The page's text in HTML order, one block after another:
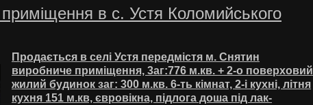
в с. Устя Коломийського
Продається в селі Устя передмістя м. Снятин
виробниче приміщення, 3аг:776 м.кв. + 2-о поверховий
жилий будинок заг: 300 м.кв. 6-ть кімнат, 2-і кухні, літня
кухня 151 м.кв, євровікна, підлога доша під лак-